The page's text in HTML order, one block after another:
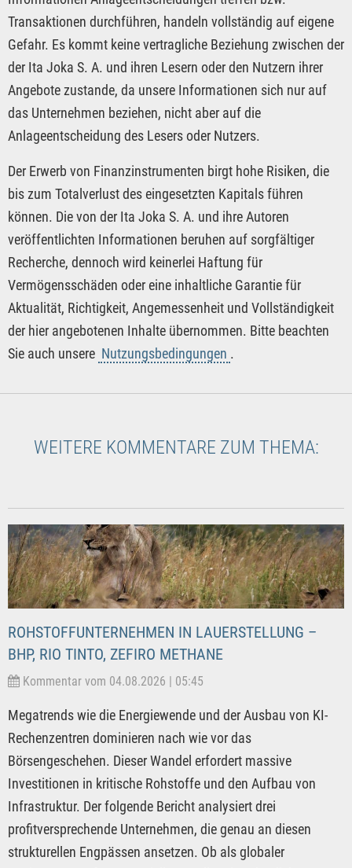
Transaktionen durchführen, handeln vollständig auf eigene
Gefahr. Es kommt keine vertragliche Beziehung zwischen der
der Ita Joka S. A. und ihren Lesern oder den Nutzern ihrer
Angebote zustande, da unsere Informationen sich nur auf
das Unternehmen beziehen, nicht aber auf die
Anlageentscheidung des Lesers oder Nutzers.
Der Erwerb von Finanzinstrumenten birgt hohe Risiken, die
bis zum Totalverlust des eingesetzten Kapitals führen
können. Die von der Ita Joka S. A. und ihre Autoren
veröffentlichten Informationen beruhen auf sorgfältiger
Recherche, dennoch wird keinerlei Haftung für
Vermögensschäden oder eine inhaltliche Garantie für
Aktualität, Richtigkeit, Angemessenheit und Vollständigkeit
der hier angebotenen Inhalte übernommen. Bitte beachten
Sie auch unsere Nutzungsbedingungen .
WEITERE KOMMENTARE ZUM THEMA:
ROHSTOFFUNTERNEHMEN IN LAUERSTELLUNG –
BHP, RIO TINTO, ZEFIRO METHANE
Kommentar vom 04.08.2026 | 05:45
Megatrends wie die Energiewende und der Ausbau von KI-
Rechenzentren dominieren nach wie vor das
Börsengeschehen. Dieser Wandel erfordert massive
Investitionen in kritische Rohstoffe und den Aufbau von
Infrastruktur. Der folgende Bericht analysiert drei
profitversprechende Unternehmen, die genau an diesen
strukturellen Engpässen ansetzen. Ob als globaler